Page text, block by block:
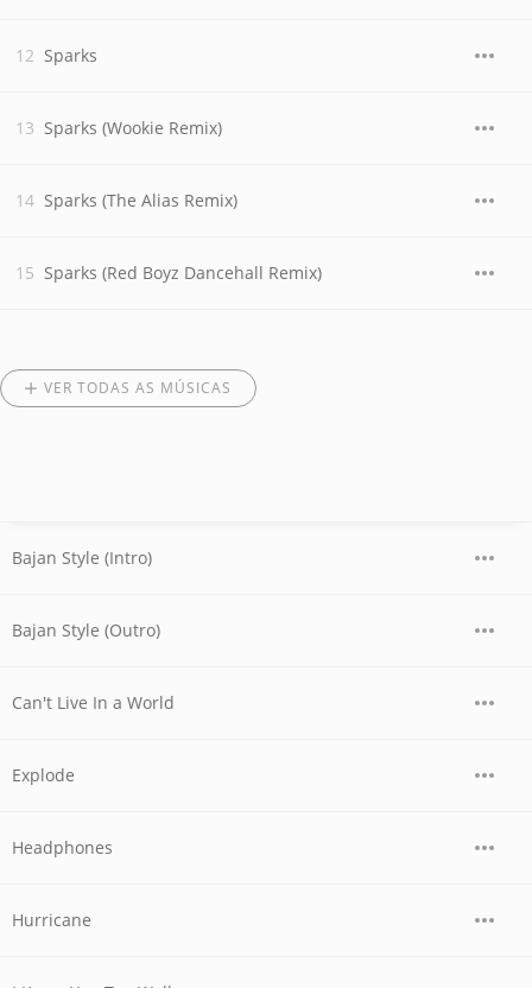
Sparks
Sparks (Wookie Remix)
Sparks (The Alias Remix)
Sparks (Red Boyz Dancehall Remix)
VER TODAS AS MÚSICAS
Bajan Style (Intro)
Bajan Style (Outro)
Can't Live In a World
Explode
Headphones
Hurricane